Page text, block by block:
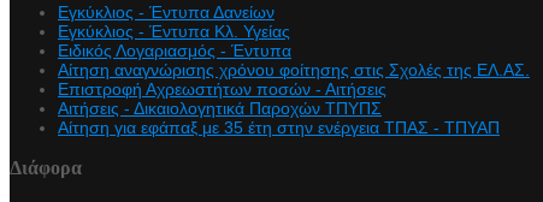
Εγκύκλιος - Έντυπα Δανείων
Εγκύκλιος - Έντυπα Κλ. Υγείας
Eιδικός Λογαριασμός - Έντυπα
Αίτηση αναγνώρισης χρόνου φοίτησης στις Σχολές της ΕΛ.ΑΣ.
Επιστροφή Αχρεωστήτων ποσών - Αιτήσεις
Αιτήσεις - Δικαιολογητικά Παροχών ΤΠΥΠΣ
Αίτηση για εφάπαξ με 35 έτη στην ενέργεια ΤΠΑΣ - ΤΠΥΑΠ
Διάφορα